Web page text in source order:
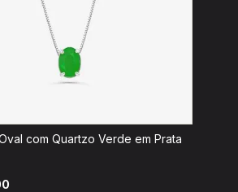
com Quartzo Verde em Prata